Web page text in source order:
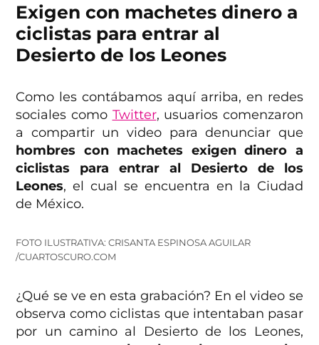
Exigen con machetes dinero a
ciclistas para entrar al
Desierto de los Leones
Como les contábamos aquí arriba, en redes
sociales como Twitter, usuarios comenzaron
a compartir un video para denunciar que
hombres con machetes exigen dinero a
ciclistas para entrar al Desierto de los
Leones, el cual se encuentra en la Ciudad
de México.
FOTO ILUSTRATIVA: CRISANTA ESPINOSA AGUILAR
/CUARTOSCURO.COM
¿Qué se ve en esta grabación? En el video se
observa como ciclistas que intentaban pasar
por un camino al Desierto de los Leones,